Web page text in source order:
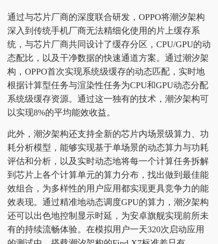
通过与芯片厂商的深度联合研发，OPPO将潮汐架构
深入到传统手机厂商无法精细化使用的片上缓存系
统，与芯片厂商共同设计了缓存分区，CPU/GPU的动
态配比，以及干净数据的快速通道方案。通过潮汐架
构，OPPO首次实现系统级缓存的动态匹配，实时地
根据计算型任务与渲染性任务为CPU和GPU动态分配
系统级缓存资源。通过这一独有的技术，潮汐架构可
以实现8%的平均能效收益。
此外，潮汐架构还支持全新的芯片内场景级算力、功
耗分析模型，能够实现基于单场景的动态算力与功耗
评估和分析，以及实时动态地将每一个计算任务拆解
到芯片上各个计算单元的算力分布，找出做到最佳能
效组合，为多样性的用户应用都实现更具竞争力的能
效表现。通过精准地动态调度GPU的算力，潮汐架构
还可以出色地控制显示时延，为安卓旗舰实现前所未
有的持续流畅体验。在模拟用户一天320次启动应用